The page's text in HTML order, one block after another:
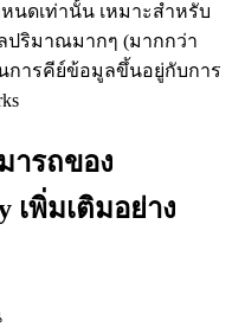
นดเท่านั้น เหมาะสำหรับ
ริมาณมากๆ (มากกว่า
นการคีย์ข้อมูลขึ้นอยู่กับการ
ารถของ
เพิ่มเติมอย่าง